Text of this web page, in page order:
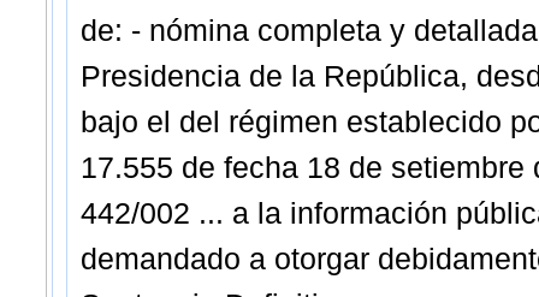
de: - nómina completa y
Presidencia de la República,
bajo el del régimen establecido
17.555 de fecha 18 de
442/002 ... a la información
demandado a otorgar